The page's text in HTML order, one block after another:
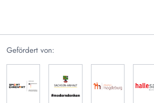
Gefördert von: